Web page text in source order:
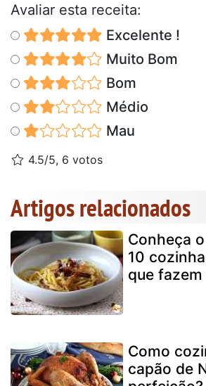
Avaliar esta receita:
Excelente !
Muito Bom
Bom
Médio
Mau
4.5/5, 6 votos
Artigos relacionados
Conheça
10
que
Como
capão de